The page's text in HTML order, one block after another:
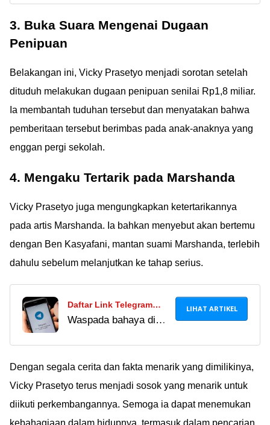
komplit dengan ayam,
Duh, ngiler Ã°ÂÂ¤Â¤
3. Buka Suara Mengenai Dugaan
Penipuan
Belakangan ini, Vicky Prasetyo menjadi sorotan setelah
dituduh melakukan dugaan penipuan senilai Rp1,8 miliar.
Ia membantah tuduhan tersebut dan menyatakan bahwa
pemberitaan tersebut berimbas pada anak-anaknya yang
enggan pergi sekolah.
4. Mengaku Tertarik pada Marshanda
Vicky Prasetyo juga mengungkapkan ketertarikannya
pada artis Marshanda. Ia bahkan menyebut akan bertemu
dengan Ben Kasyafani, mantan suami Marshanda, terlebih
dahulu sebelum melanjutkan ke tahap serius.
Daftar Link Telegram
Pemersatu Bangsa
Waspada bahaya di
di internet. Ketahui
juga risiko dari cara
nonton bokeh di
LIHAT ARTIKEL
Dengan segala cerita dan fakta menarik yang dimilikinya,
Vicky Prasetyo terus menjadi sosok yang menarik untuk
diikuti perkembangannya. Semoga ia dapat menemukan
kebahagiaan dalam hidupnya, termasuk dalam pencarian